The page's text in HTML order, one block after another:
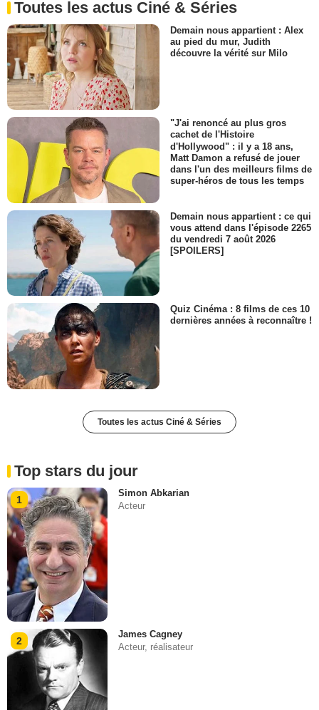
Toutes les actus Ciné & Séries
Demain nous appartient : Alex
au pied du mur, Judith
découvre la vérité sur Milo
"J'ai renoncé au plus gros
cachet de l'Histoire
d'Hollywood" : il y a 18 ans,
Matt Damon a refusé de jouer
dans l'un des meilleurs films de
super-héros de tous les temps
Demain nous appartient : ce qui
vous attend dans l'épisode 2265
du vendredi 7 août 2026
[SPOILERS]
Quiz Cinéma : 8 films de ces 10
dernières années à reconnaître !
Toutes les actus Ciné & Séries
Top stars du jour
1
Simon Abkarian
Acteur
2
James Cagney
Acteur, réalisateur